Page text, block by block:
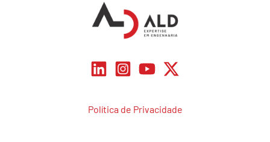
Política de Privacidade